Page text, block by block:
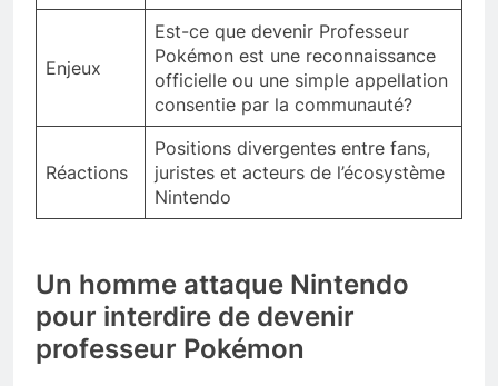
Enjeux
Est-ce que devenir Professeur
Pokémon est une reconnaissance
officielle ou une simple appellation
consentie par la communauté?
Réactions
Positions divergentes entre fans,
juristes et acteurs de l’écosystème
Nintendo
Un homme attaque Nintendo
pour interdire de devenir
professeur Pokémon